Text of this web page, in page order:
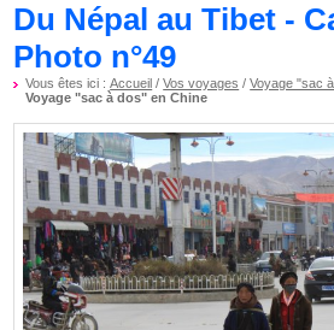
Du Népal au Tibet -
Photo n°49
Vous êtes ici :Accueil /Vos voyages /Voyage "sac
Voyage "sac à dos" en Chine